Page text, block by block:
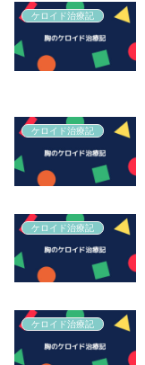
ケロイド治療記
ケロイド治療記
ケロイド治療記
ケロイド治療記